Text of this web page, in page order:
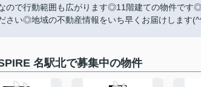
ので行動範囲も広がります◎11階建ての物件です
さい◎地域の不動産情報をいち早くお届けします
名駅北で募集中の物件